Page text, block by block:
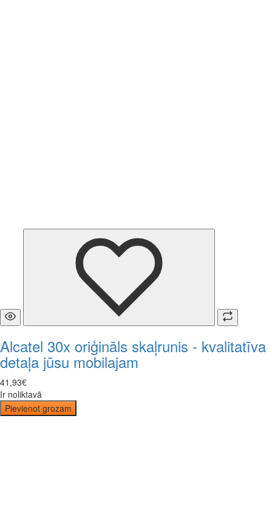
Alcatel 30x oriģināls skaļrunis - kvalitatīva
detaļa jūsu mobilajam
41 ,93€
Ir noliktavā
Pievienot grozam